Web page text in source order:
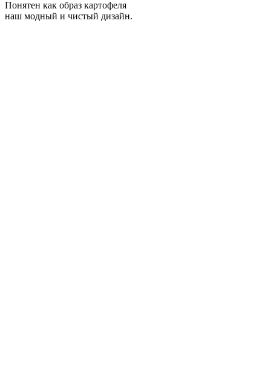
Понятен как образ картофеля
наш модный и чистый дизайн.